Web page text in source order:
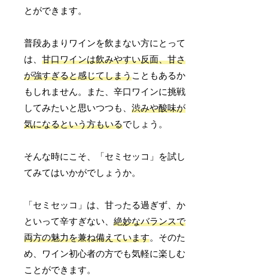
とができます。
普段あまりワインを飲まない方にとって
は、甘口ワインは飲みやすい反面、甘さ
が強すぎると感じてしまうこともあるか
もしれません。また、辛口ワインに挑戦
してみたいと思いつつも、渋みや酸味が
気になるという方もいるでしょう。
そんな時にこそ、「セミセッコ」を試し
てみてはいかがでしょうか。
「セミセッコ」は、甘ったる過ぎず、か
といって辛すぎない、絶妙なバランスで
両方の魅力を兼ね備えています。そのた
め、ワイン初心者の方でも気軽に楽しむ
ことができます。